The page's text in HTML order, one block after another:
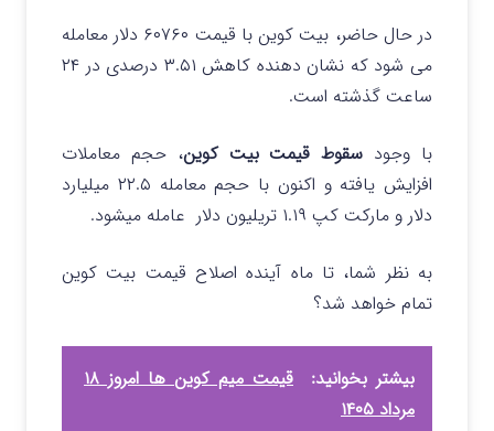
در حال حاضر، بیت کوین با قیمت ۶۰۷۶۰ دلار معامله
می شود که نشان دهنده کاهش ۳.۵۱ درصدی در ۲۴
ساعت گذشته است.
با وجود سقوط قیمت بیت کوین، حجم معاملات
افزایش یافته و اکنون با حجم معامله ۲۲.۵ میلیارد
دلار و مارکت کپ ۱.۱۹ تریلیون دلار عامله میشود.
به نظر شما، تا ماه آینده اصلاح قیمت بیت کوین
تمام خواهد شد؟
بیشتر بخوانید:
قیمت میم کوین‌ ها امروز ۱۸
مرداد ۱۴۰۵